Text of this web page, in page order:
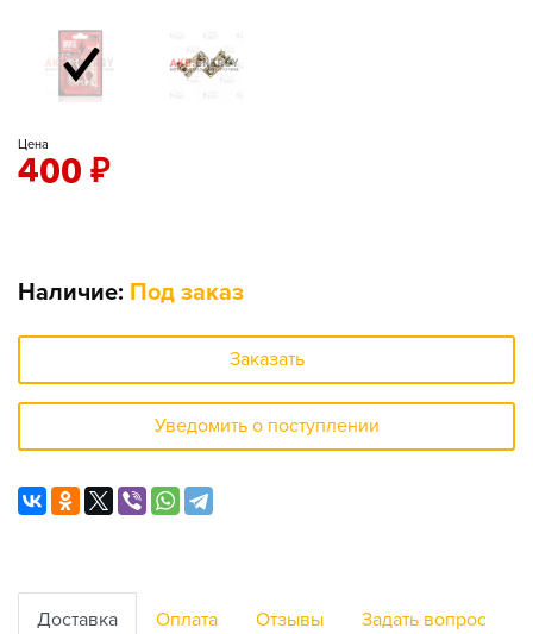
Цена
400 ₽
Наличие: Под заказ
Заказать
Уведомить о поступлении
Доставка Оплата Отзывы Задать вопрос